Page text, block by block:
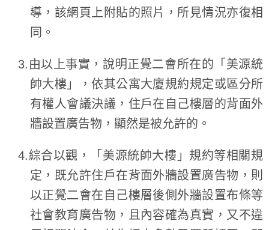
導，該網頁上附貼的照片，所見情況亦復相
同。
3.由以上事實，說明正覺二會所在的「美源統
帥大樓」，依其公寓大廈規約規定或區分所
有權人會議決議，住戶在自己樓層的背面外
牆設置廣告物，顯然是被允許的。
4.綜合以觀，「美源統帥大樓」規約等相關規
定，既允許住戶在背面外牆設置廣告物，則
以正覺二會在自己樓層後側外牆設置布條等
社會教育廣告物，且內容確為真實，又不違